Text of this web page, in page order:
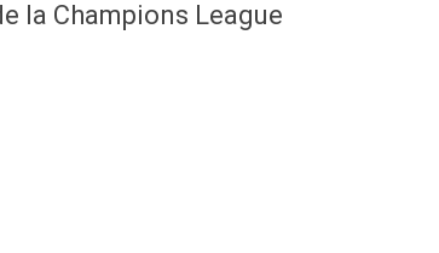
la Champions League